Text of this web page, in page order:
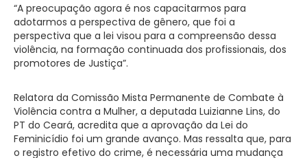
“A preocupação agora é nos capacitarmos para
adotarmos a perspectiva de gênero, que foi a
perspectiva que a lei visou para a compreensão dessa
violência, na formação continuada dos profissionais, dos
promotores de Justiça”.
Relatora da Comissão Mista Permanente de Combate à
Violência contra a Mulher, a deputada Luizianne Lins, do
PT do Ceará, acredita que a aprovação da Lei do
Feminicídio foi um grande avanço. Mas ressalta que, para
o registro efetivo do crime, é necessária uma mudança